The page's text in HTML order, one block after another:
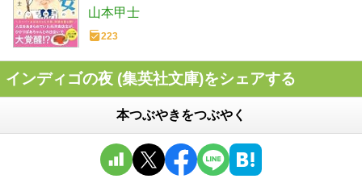
山本甲士
223
インディゴの夜 (集英社文庫)をシェアする
本つぶやきをつぶやく